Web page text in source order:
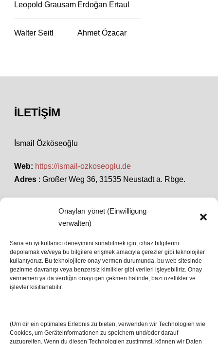
Onayları yönet (Einwilligung
verwalten)
Sana en iyi kullanıcı deneyimini sunabilmek için, cihaz bilgilerini
depolamak ve/veya bu bilgilere erişmek amacıyla çerezler gibi teknolojiler
kullanıyoruz. Bu teknolojilere onay vermen durumunda, bu web sitesinde
gezinme davranışı veya benzersiz kimlikler gibi verileri işleyebiliriz. Onay
vermemen ya da verdiğin onayı geri çekmen halinde, bazı özellikler ve
işlevler kısıtlanabilir.
(Um dir ein optimales Erlebnis zu bieten, verwenden wir Technologien wie
Cookies, um Geräteinformationen zu speichern und/oder darauf
zuzugreifen. Wenn du diesen Technologien zustimmst, können wir Daten
Leopold Grausam Erdoğan Ertaul
Walter Seitl Ahmet Özacar
İLETIŞIM
İsmail Özköseoğlu
Web: https://ismail-ozkoseoglu.de
Adres : Großer Weg 36, 31535 Neustadt a. Rbge.
SON HABERLER
İstanbul’da Avrupa Ligi Finali: Freiburg ve Aston
Villa Boğaz’da Tarih Yazmaya Hazırlanıyor
08 May 2026
17 Nis 2026